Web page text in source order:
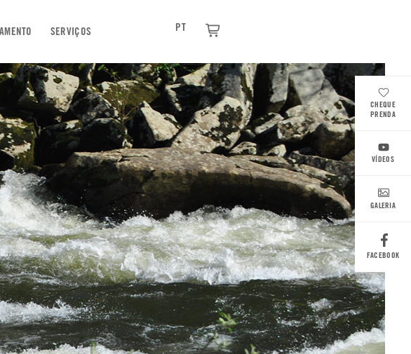
SERVIÇOS PT
CHEQUE
PRENDA
VÍDEOS
GALERIA
FACEBOOK